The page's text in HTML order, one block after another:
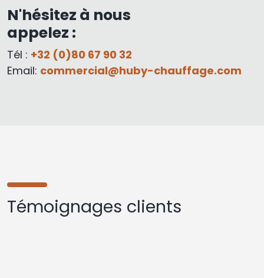
N'hésitez à nous
appelez :
Tél : +32 (0)80 67 90 32
Email: commercial@huby-chauffage.com
Témoignages clients